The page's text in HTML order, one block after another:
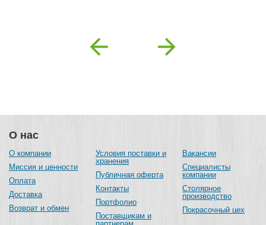
Previous Next
О нас
О компании
Миссия и ценности
Оплата
Доставка
Возврат и обмен
Условия поставки и
хранения
Публичная оферта
Контакты
Портфолио
Поставщикам и
Вакансии
Специалисты
компании
Столярное
производство
Покрасочный цех